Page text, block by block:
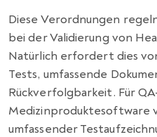
Diese Verordnungen
bei der Validierung von
Natürlich erfordert dies
Tests, umfassende
Rückverfolgbarkeit. Für
Medizinproduktesoftware
umfassender